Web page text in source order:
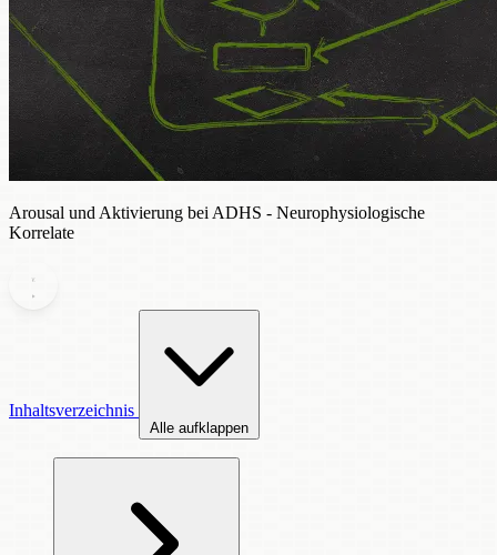
Arousal und Aktivierung bei ADHS - Neurophysiologische
Korrelate
Inhaltsverzeichnis
Alle aufklappen